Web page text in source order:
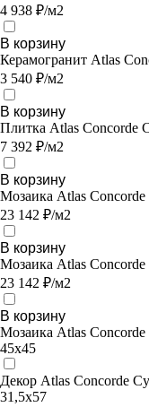
4 938 ₽/м2
В корзину
Керамогранит Atlas
3 540 ₽/м2
В корзину
Плитка Atlas Concorde
7 392 ₽/м2
В корзину
Мозаика Atlas
23 142 ₽/м2
В корзину
Мозаика Atlas
23 142 ₽/м2
В корзину
Мозаика Atlas
45х45
Декор Atlas Concorde
31,5х57